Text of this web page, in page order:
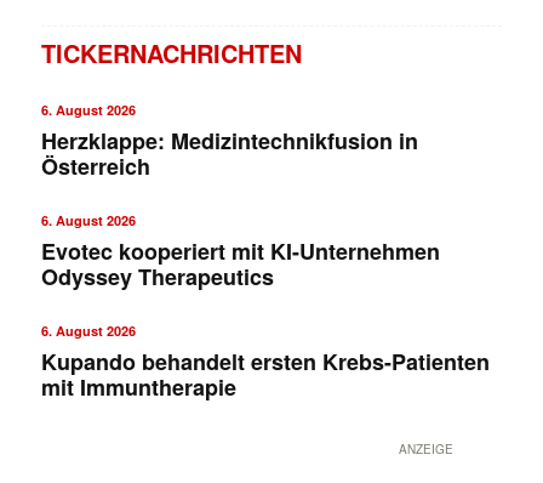
TICKERNACHRICHTEN
6. August 2026
Herzklappe: Medizintechnikfusion in
Österreich
6. August 2026
Evotec kooperiert mit KI-Unternehmen
Odyssey Therapeutics
6. August 2026
Kupando behandelt ersten Krebs-Patienten
mit Immuntherapie
ANZEIGE